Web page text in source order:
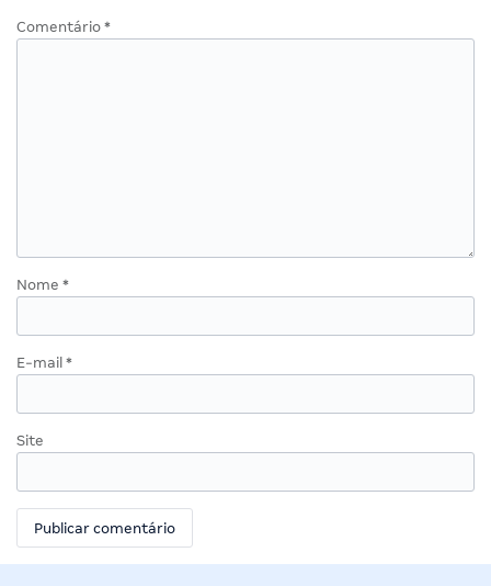
Comentário *
Nome *
E-mail *
Site